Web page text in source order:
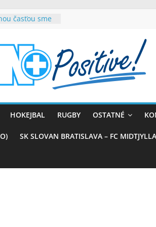
časťou sme
tímového
prvenstvo
nad
HOKEJBAL RUGBY OSTATNÉ
SK SLOVAN BRATISLAVA – FC